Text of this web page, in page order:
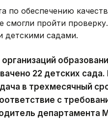
по обеспечению
смогли пройти проверку.
детскими садами.
22 детских
в трехмесячный
с
департамента